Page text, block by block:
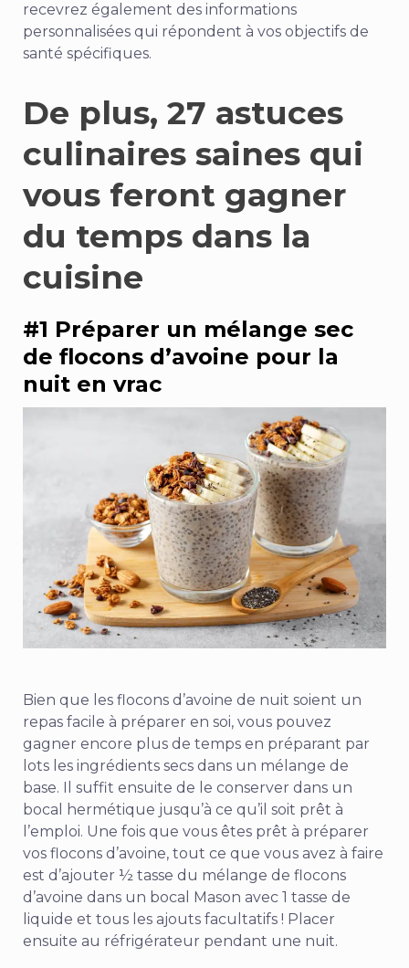
recevrez également des informations
personnalisées qui répondent à vos objectifs de
santé spécifiques.
De plus, 27 astuces
culinaires saines qui
vous feront gagner
du temps dans la
cuisine
#1 Préparer un mélange sec
de flocons d’avoine pour la
nuit en vrac
Bien que les flocons d’avoine de nuit soient un
repas facile à préparer en soi, vous pouvez
gagner encore plus de temps en préparant par
lots les ingrédients secs dans un mélange de
base. Il suffit ensuite de le conserver dans un
bocal hermétique jusqu’à ce qu’il soit prêt à
l’emploi. Une fois que vous êtes prêt à préparer
vos flocons d’avoine, tout ce que vous avez à faire
est d’ajouter ½ tasse du mélange de flocons
d’avoine dans un bocal Mason avec 1 tasse de
liquide et tous les ajouts facultatifs ! Placer
ensuite au réfrigérateur pendant une nuit.